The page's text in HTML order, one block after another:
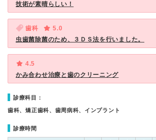
技術が素晴らしい！
歯科
5.0
虫歯菌除菌のため、３ＤＳ法を行いました。
4.5
かみ合わせ治療と歯のクリーニング
診療科目：
歯科、矯正歯科、歯周病科、インプラント
診療時間